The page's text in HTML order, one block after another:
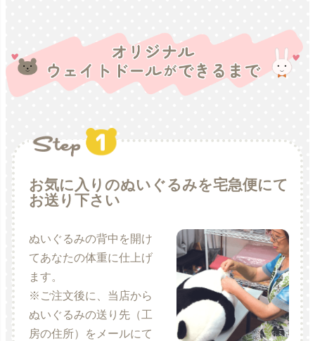
お気に入りのぬいぐるみを宅急便にて
お送り下さい
ぬいぐるみの背中を開け
てあなたの体重に仕上げ
ます。
※ご注文後に、当店から
ぬいぐるみの送り先（工
房の住所）をメールにて